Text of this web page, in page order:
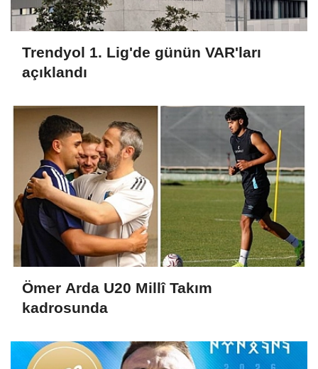
Trendyol 1. Lig'de günün VAR'ları
açıklandı
Ömer Arda U20 Millî Takım
kadrosunda